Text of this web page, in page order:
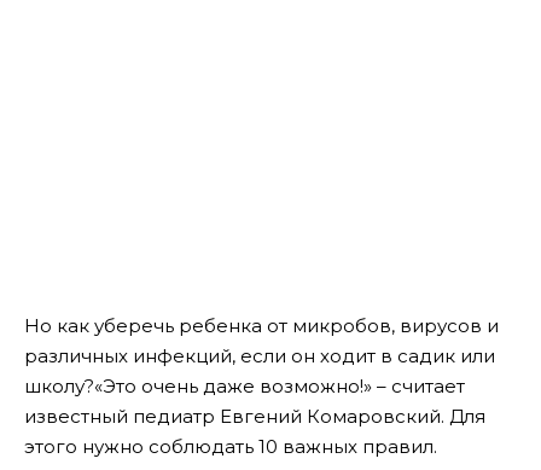
Но как уберечь ребенка от микробов, вирусов и
различных инфекций, если он ходит в садик или
школу?«Это очень даже возможно!» – считает
известный педиатр Евгений Комаровский. Для
этого нужно соблюдать 10 важных правил.